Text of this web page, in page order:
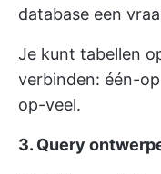
database een
Je kunt tabellen
verbinden: één-
op-veel.
3. Query